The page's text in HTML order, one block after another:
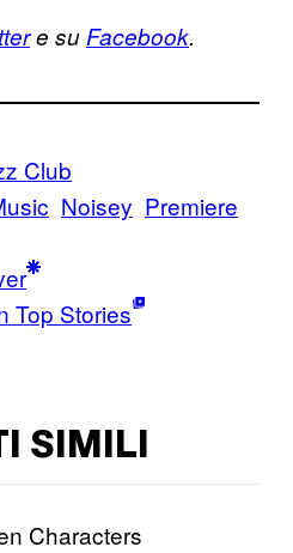
​ e suFacebook​.​
Club
Noisey Premiere
Top Stories
SIMILI